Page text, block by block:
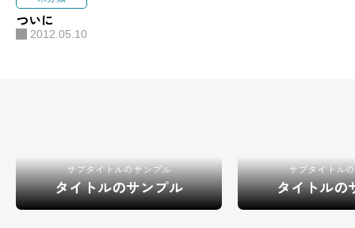
ついに
2012.05.10
サブタイトルのサンプル
タイトルのサンプル
サブタイトル
タイトルの